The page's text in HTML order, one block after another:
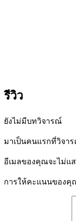
รีวิว
ยังไม่มีบทวิจารณ์
มาเป็นคนแรกที่วิจา
อีเมลของคุณจะไม่แ
การให้คะแนนของคุ